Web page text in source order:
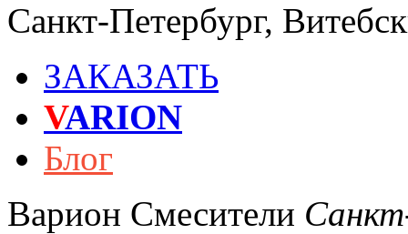
Санкт-Петербург,
ЗАКАЗАТЬ
VARION
Блог
Варион Смесители